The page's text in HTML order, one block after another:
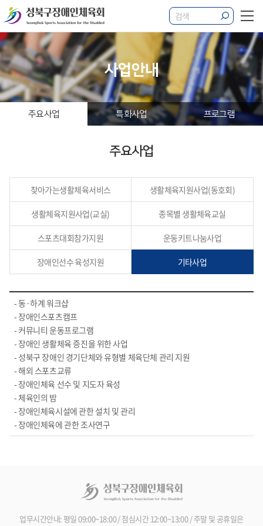
사업안내
주요사업 특화사업 프로그램
주요사업
찾아가는생활체육서비스 생활체육지원사업(동호회)
생활체육지원사업(교실) 종목별 생활체육교실
스포츠대회참가지원 운동키트나눔사업
장애인선수육성지원 기타사업
- 동·하계 워크샵
- 장애인스포츠캠프
- 커뮤니티 운동프로그램
- 장애인 생활체육 증진을 위한 사업
- 성북구 장애인 경기단체와 유형별 체육단체 관리 지원
- 해외 스포츠교류
- 장애인체육 선수 및 지도자 육성
- 체육인의 밤
- 장애인체육시설에 관한 설치 및 관리
- 장애인체육에 관한 조사연구
업무시간안내: 평일 09:00~18:00 / 점심시간 12:00~13:00 / 주말 및 공휴일은